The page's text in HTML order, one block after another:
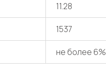
11.28
1537
не более 6%